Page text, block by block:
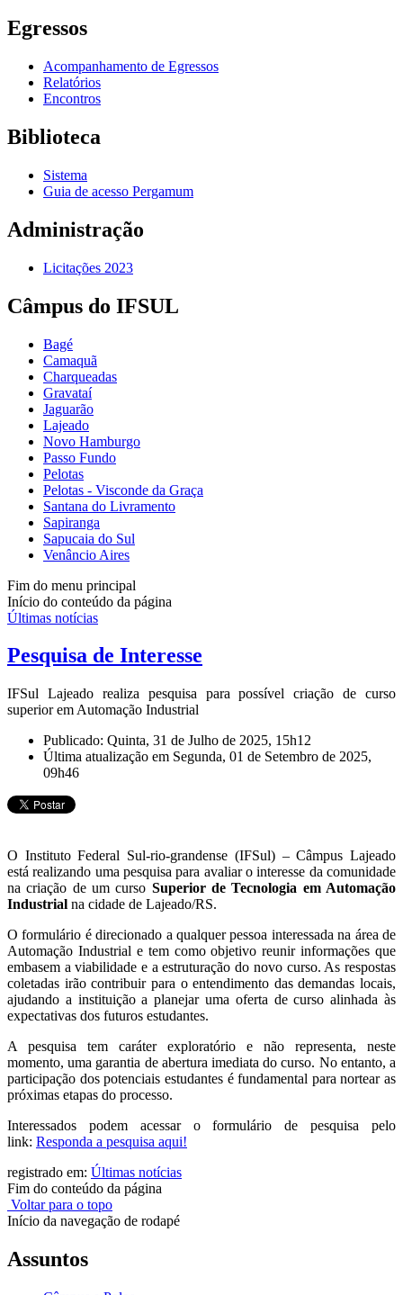
Egressos
Acompanhamento de Egressos
Relatórios
Encontros
Biblioteca
Sistema
Guia de acesso Pergamum
Administração
Licitações 2023
Câmpus do IFSUL
Bagé
Camaquã
Charqueadas
Gravataí
Jaguarão
Lajeado
Novo Hamburgo
Passo Fundo
Pelotas
Pelotas - Visconde da Graça
Santana do Livramento
Sapiranga
Sapucaia do Sul
Venâncio Aires
Fim do menu principal
Início do conteúdo da página
Últimas notícias
Pesquisa de Interesse
IFSul Lajeado realiza pesquisa para possível criação de curso
superior em Automação Industrial
Publicado: Quinta, 31 de Julho de 2025, 15h12
Última atualização em Segunda, 01 de Setembro de 2025,
09h46
O Instituto Federal Sul-rio-grandense (IFSul) – Câmpus Lajeado
está realizando uma pesquisa para avaliar o interesse da comunidade
na criação de um curso Superior de Tecnologia em Automação
Industrial na cidade de Lajeado/RS.
O formulário é direcionado a qualquer pessoa interessada na área de
Automação Industrial e tem como objetivo reunir informações que
embasem a viabilidade e a estruturação do novo curso. As respostas
coletadas irão contribuir para o entendimento das demandas locais,
ajudando a instituição a planejar uma oferta de curso alinhada às
expectativas dos futuros estudantes.
A pesquisa tem caráter exploratório e não representa, neste
momento, uma garantia de abertura imediata do curso. No entanto, a
participação dos potenciais estudantes é fundamental para nortear as
próximas etapas do processo.
Interessados podem acessar o formulário de pesquisa pelo
link: Responda a pesquisa aqui!
registrado em: Últimas notícias
Fim do conteúdo da página
Voltar para o topo
Início da navegação de rodapé
Assuntos